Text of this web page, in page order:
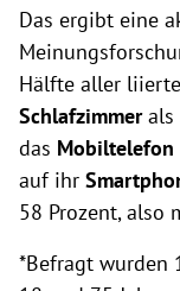
Das ergibt eine
Hälfte aller
Schlafzimmerals
das Mobiltelefon
auf ihr
58 Prozent, also
*Befragt wurden